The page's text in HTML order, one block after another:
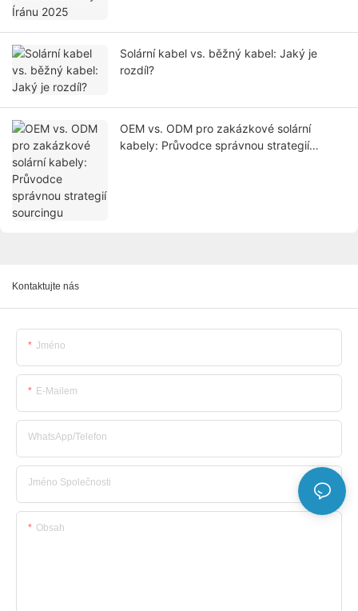
Solární kabel vs. běžný kabel: Jaký je
rozdíl?
OEM vs. ODM pro zakázkové solární
kabely: Průvodce správnou strategií
Kontaktujte nás
Jméno
E-Mailem
WhatsApp/telefon
Jméno Společnosti
Obsah